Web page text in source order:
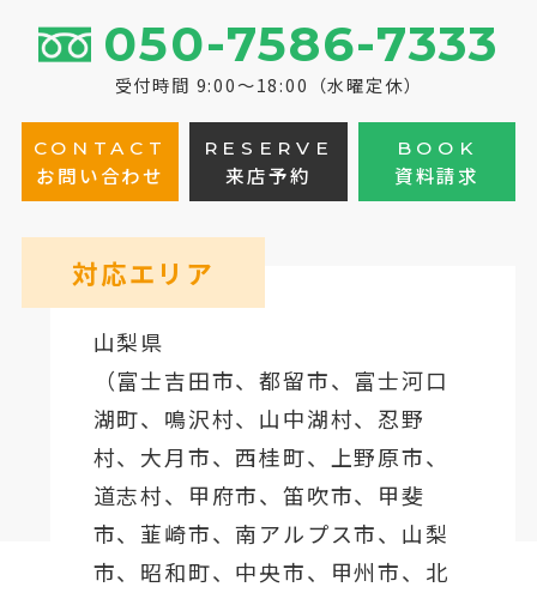
050-7586-7333
受付時間 9:00～18:00（水曜定休）
CONTACT
お問い合わせ
RESERVE
来店予約
BOOK
資料請求
対応エリア
山梨県
（富士吉田市、都留市、 富士河口
湖町、鳴沢村、山中湖村、忍野
村、 大月市、西桂町、上野原市、
道志村、 甲府市、笛吹市、甲斐
市、韮崎市、南アルプス市、山梨
市、昭和町、中央市、甲州市、北